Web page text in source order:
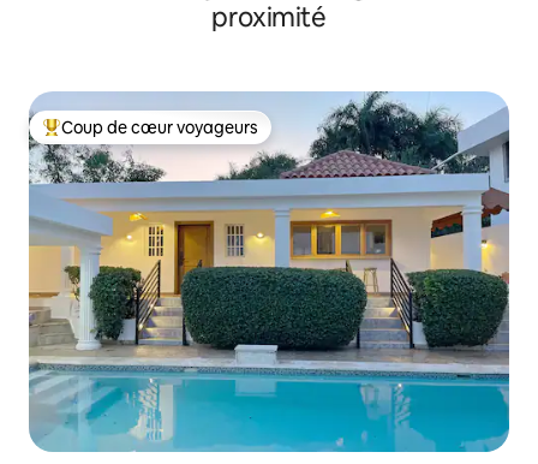
proximité
Coups de cœur voyageurs les plus appréciés
Coup de cœur voyageurs